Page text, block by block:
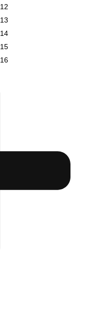
12
13
14
15
16